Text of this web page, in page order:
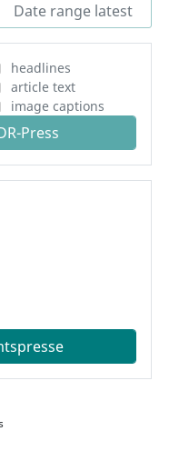
headlines
article text
image captions
Press